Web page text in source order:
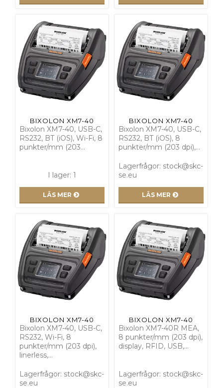
BIXOLON XM7-40
Bixolon XM7-40, USB-C,
RS232, BT (iOS), Wi-Fi, 8
punkter/mm (203…
I lager: 1
LÄS MER
BIXOLON XM7-40
Bixolon XM7-40, USB-C,
RS232, BT (iOS), 8
punkter/mm (203 dpi),…
Lagerfrågor: stock@skc-
se.eu
LÄS MER
BIXOLON XM7-40
Bixolon XM7-40, USB-C,
RS232, Wi-Fi, 8
punkter/mm (203 dpi),
linerless,…
Lagerfrågor: stock@skc-
se.eu
BIXOLON XM7-40
Bixolon XM7-40R MEA,
8 punkter/mm (203 dpi),
display, RFID, USB,…
Lagerfrågor: stock@skc-
se.eu